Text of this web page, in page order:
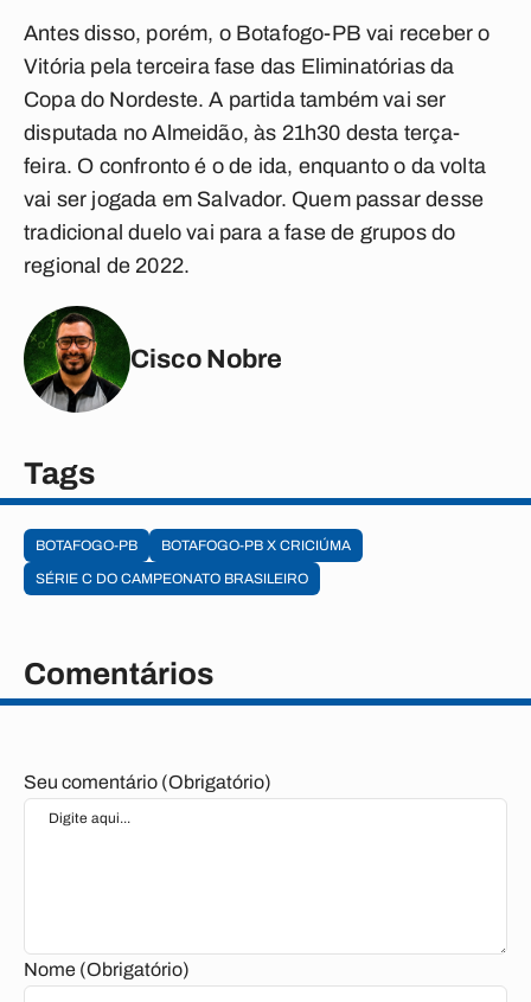
Antes disso, porém, o Botafogo-PB vai receber o
Vitória pela terceira fase das Eliminatórias da
Copa do Nordeste. A partida também vai ser
disputada no Almeidão, às 21h30 desta terça-
feira. O confronto é o de ida, enquanto o da volta
vai ser jogada em Salvador. Quem passar desse
tradicional duelo vai para a fase de grupos do
regional de 2022.
Cisco Nobre
Tags
BOTAFOGO-PB
BOTAFOGO-PB X CRICIÚMA
SÉRIE C DO CAMPEONATO BRASILEIRO
Comentários
Seu comentário (Obrigatório)
Nome (Obrigatório)